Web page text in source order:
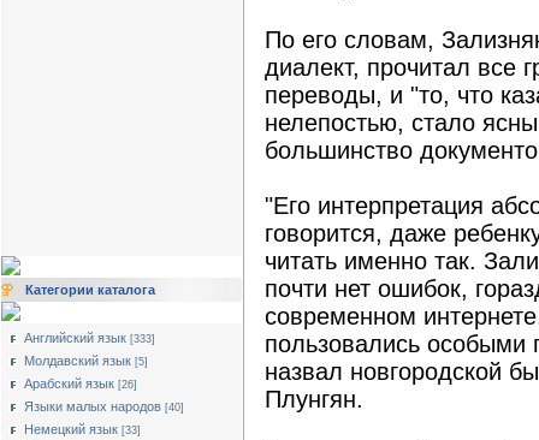
Категории каталога
Английский язык [333]
Молдавский язык [5]
Арабский язык [26]
Языки малых народов [40]
Немецкий язык [33]
По его словам,
диалект, прочитал все
переводы, и "то, что
нелепостью, стало
большинство
"Его интерпретация
говорится, даже
читать именно так.
почти нет ошибок,
современном
пользовались особыми
назвал новгородской
Плунгян.